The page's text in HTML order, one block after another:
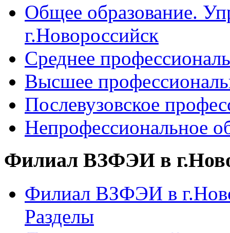
Общее образование.
г.Новороссийск
Среднее
Высшее
Послевузовское
Непрофессиональное
Филиал ВЗФЭИ в
Филиал ВЗФЭИ в
Разделы